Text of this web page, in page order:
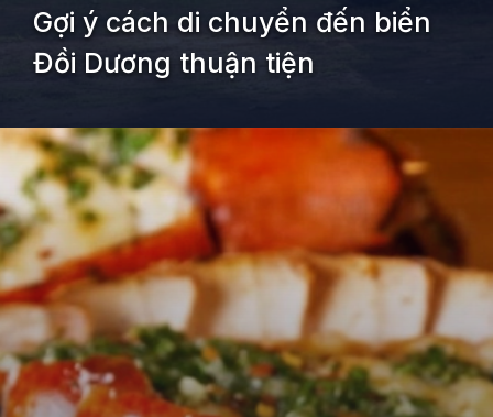
Gợi ý cách di chuyển đến biển
Đồi Dương thuận tiện
Đang mở https://kiemvieclam.vn/bien-doi-duong